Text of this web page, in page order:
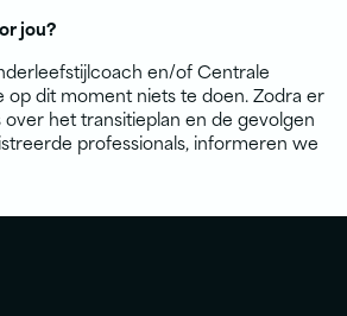
jou?
en/of Centrale
dit moment niets te doen. Zodra er
het transitieplan en de gevolgen
professionals, informeren we